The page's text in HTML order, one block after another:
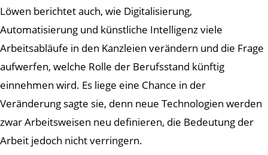
Löwen berichtet auch, wie Digitalisierung,
Automatisierung und künstliche Intelligenz viele
Arbeitsabläufe in den Kanzleien verändern und die Frage
aufwerfen, welche Rolle der Berufsstand künftig
einnehmen wird. Es liege eine Chance in der
Veränderung sagte sie, denn neue Technologien werden
zwar Arbeitsweisen neu definieren, die Bedeutung der
Arbeit jedoch nicht verringern.